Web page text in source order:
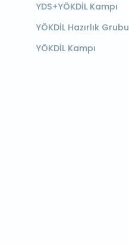
YDS+YÖKDİL Kampı
YÖKDİL Hazırlık Grubu
YÖKDİL Kampı